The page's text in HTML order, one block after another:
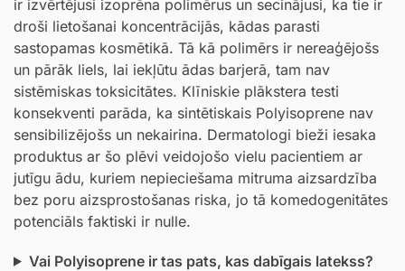
ir izvērtējusi izoprēna polimērus un secinājusi, ka tie ir
droši lietošanai koncentrācijās, kādas parasti
sastopamas kosmētikā. Tā kā polimērs ir nereaģējošs
un pārāk liels, lai iekļūtu ādas barjerā, tam nav
sistēmiskas toksicitātes. Klīniskie plākstera testi
konsekventi parāda, ka sintētiskais Polyisoprene nav
sensibilizējošs un nekairina. Dermatologi bieži iesaka
produktus ar šo plēvi veidojošo vielu pacientiem ar
jutīgu ādu, kuriem nepieciešama mitruma aizsardzība
bez poru aizsprostošanas riska, jo tā komedogenitātes
potenciāls faktiski ir nulle.
Vai Polyisoprene ir tas pats, kas dabīgais latekss?